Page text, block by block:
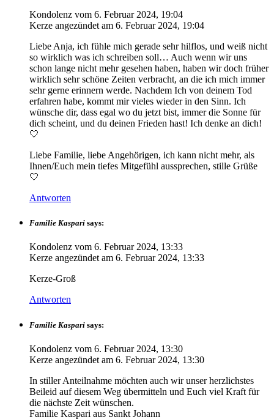
Kondolenz vom 6. Februar 2024, 19:04
Kerze angezündet am 6. Februar 2024, 19:04
Liebe Anja, ich fühle mich gerade sehr hilflos, und weiß nicht
so wirklich was ich schreiben soll… Auch wenn wir uns
schon lange nicht mehr gesehen haben, haben wir doch früher
wirklich sehr schöne Zeiten verbracht, an die ich mich immer
sehr gerne erinnern werde. Nachdem Ich von deinem Tod
erfahren habe, kommt mir vieles wieder in den Sinn. Ich
wünsche dir, dass egal wo du jetzt bist, immer die Sonne für
dich scheint, und du deinen Frieden hast! Ich denke an dich!
🤍
Liebe Familie, liebe Angehörigen, ich kann nicht mehr, als
Ihnen/Euch mein tiefes Mitgefühl aussprechen, stille Grüße
🤍
Antworten
Familie Kaspari says:
Kondolenz vom 6. Februar 2024, 13:33
Kerze angezündet am 6. Februar 2024, 13:33
Kerze-Groß
Antworten
Familie Kaspari says:
Kondolenz vom 6. Februar 2024, 13:30
Kerze angezündet am 6. Februar 2024, 13:30
In stiller Anteilnahme möchten auch wir unser herzlichstes
Beileid auf diesem Weg übermitteln und Euch viel Kraft für
die nächste Zeit wünschen.
Familie Kaspari aus Sankt Johann